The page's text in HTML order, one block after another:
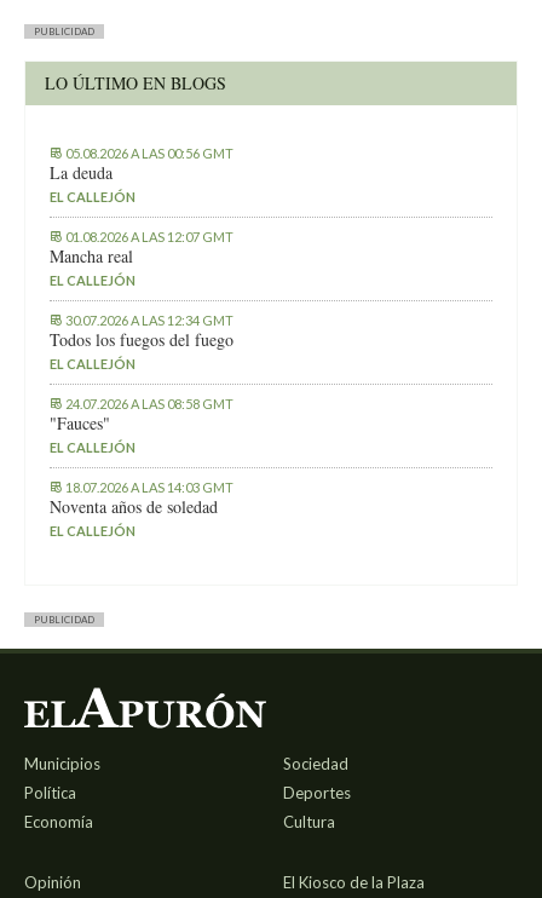
PUBLICIDAD
LO ÚLTIMO EN BLOGS
05.08.2026 A LAS 00:56 GMT
La deuda
EL CALLEJÓN
01.08.2026 A LAS 12:07 GMT
Mancha real
EL CALLEJÓN
30.07.2026 A LAS 12:34 GMT
Todos los fuegos del fuego
EL CALLEJÓN
24.07.2026 A LAS 08:58 GMT
"Fauces"
EL CALLEJÓN
18.07.2026 A LAS 14:03 GMT
Noventa años de soledad
EL CALLEJÓN
PUBLICIDAD
Municipios
Política
Economía
Sociedad
Deportes
Cultura
Opinión El Kiosco de la Plaza